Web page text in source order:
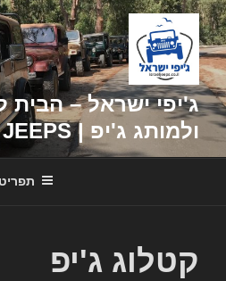
דילוג
לתוכן
ג'יפי ישראל – הבית
ולמותג ג'יפ | ISRAEL JEEPS
תפריט
קטלוג ג'יפ